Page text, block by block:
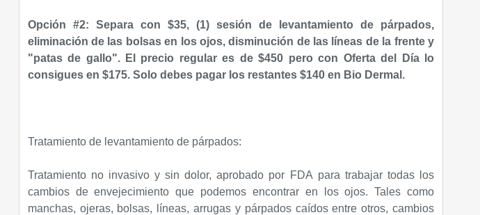
Opción #2: Separa con $35, (1) sesión de levantamiento de párpados,
eliminación de las bolsas en los ojos,disminución de las líneas de la frente y
"patas de gallo". El precio regular es de $450 pero con Oferta del Día lo
consigues en $175. Solo debes pagar los restantes $140 en Bio Dermal.
Tratamiento de levantamiento de párpados:
Tratamiento no invasivo y sin dolor, aprobado por FDA para trabajar todas los
cambios de envejecimiento que podemos encontrar en los ojos. Tales como
manchas, ojeras, bolsas, líneas, arrugas y párpados caídos entre otros, cambios